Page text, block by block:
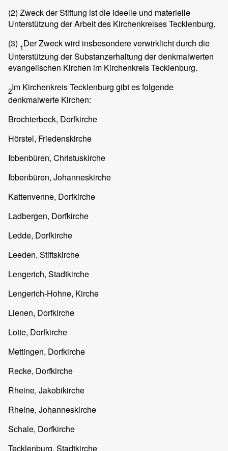
(2) Zweck der Stiftung ist die ideelle und materielle
Unterstützung der Arbeit des Kirchenkreises Tecklenburg.
(3) 1Der Zweck wird insbesondere verwirklicht durch die
Unterstützung der Substanzerhaltung der denkmalwerten
evangelischen Kirchen im Kirchenkreis Tecklenburg.
2Im Kirchenkreis Tecklenburg gibt es folgende
denkmalwerte Kirchen:
Brochterbeck, Dorfkirche
Hörstel, Friedenskirche
Ibbenbüren, Christuskirche
Ibbenbüren, Johanneskirche
Kattenvenne, Dorfkirche
Ladbergen, Dorfkirche
Ledde, Dorfkirche
Leeden, Stiftskirche
Lengerich, Stadtkirche
Lengerich-Hohne, Kirche
Lienen, Dorfkirche
Lotte, Dorfkirche
Mettingen, Dorfkirche
Recke, Dorfkirche
Rheine, Jakobikirche
Rheine, Johanneskirche
Schale, Dorfkirche
Tecklenburg, Stadtkirche